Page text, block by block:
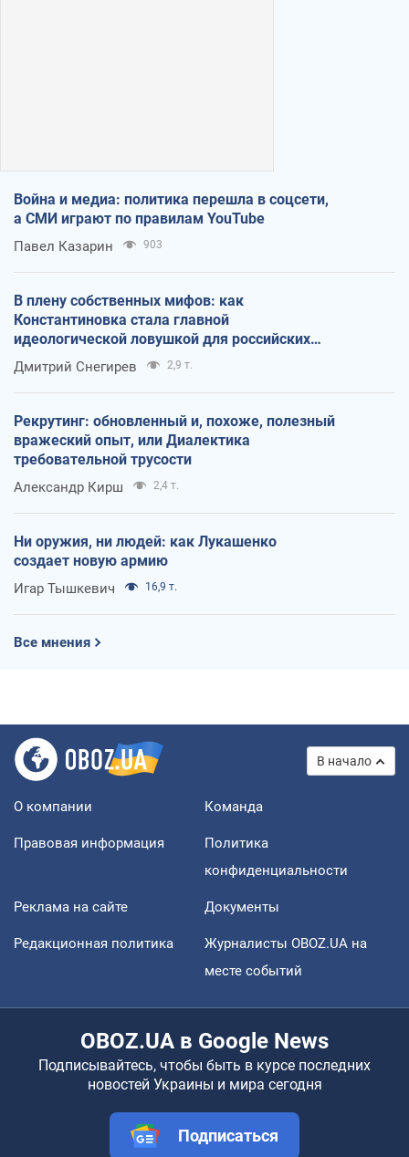
Война и медиа: политика перешла в соцсети,
а СМИ играют по правилам YouTube
Павел Казарин 903
В плену собственных мифов: как
Константиновка стала главной
идеологической ловушкой для российских
оккупантов
Дмитрий Снегирев 2,9 т.
Рекрутинг: обновленный и, похоже, полезный
вражеский опыт, или Диалектика
требовательной трусости
Александр Кирш 2,4 т.
Ни оружия, ни людей: как Лукашенко
создает новую армию
Игар Тышкевич 16,9 т.
Все мнения
В начало
О компании Команда
Правовая информация
Политика
конфиденциальности
Реклама на сайте Документы
Редакционная политика
Журналисты OBOZ.UA на
месте событий
OBOZ.UA в Google News
Подписывайтесь, чтобы быть в курсе последних
новостей Украины и мира сегодня
Подписаться